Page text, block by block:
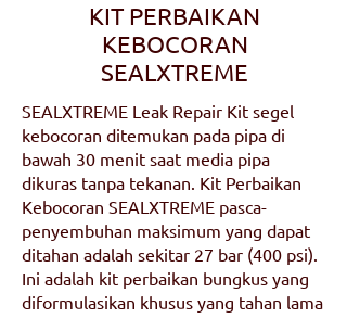
KIT PERBAIKAN
KEBOCORAN
SEALXTREME
SEALXTREME Leak Repair Kit segel
kebocoran ditemukan pada pipa di
bawah 30 menit saat media pipa
dikuras tanpa tekanan. Kit Perbaikan
Kebocoran SEALXTREME pasca-
penyembuhan maksimum yang dapat
ditahan adalah sekitar 27 bar (400 psi).
Ini adalah kit perbaikan bungkus yang
diformulasikan khusus yang tahan lama